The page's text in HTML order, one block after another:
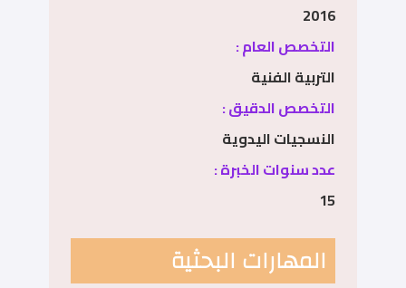
2016
التخصص العام :
التربية الفنية
التخصص الدقيق :
النسجيات اليدوية
عدد سنوات الخبرة :
15
المهارات البحثية